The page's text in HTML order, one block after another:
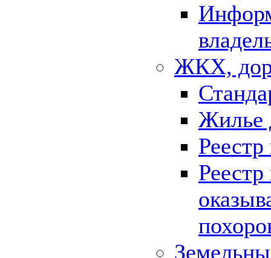
ЖКХ,
Жилье